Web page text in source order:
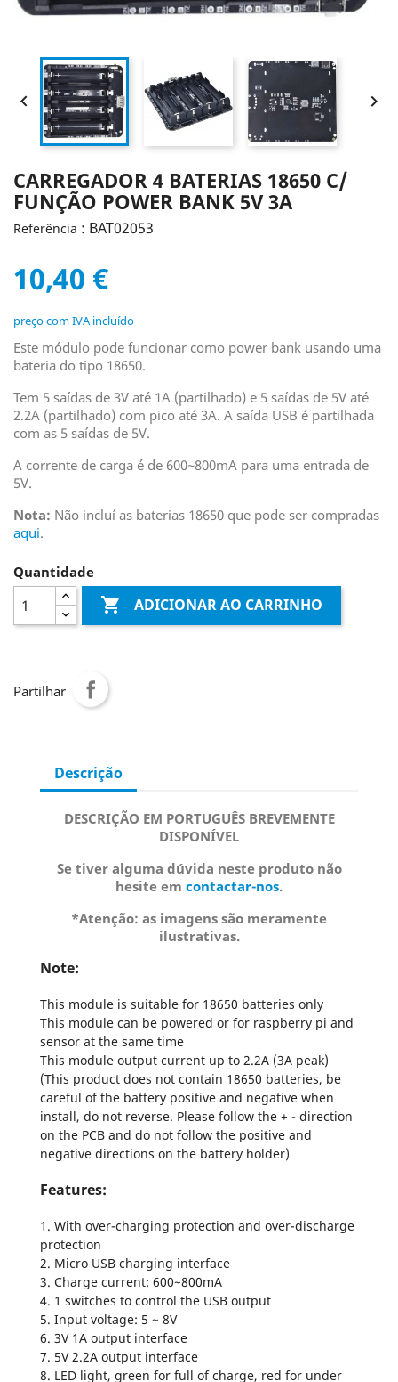
 
CARREGADOR 4 BATERIAS 18650 C/
FUNÇÃO POWER BANK 5V 3A
Referência : BAT02053
10,40 €
preço com IVA incluído
Este módulo pode funcionar como power bank usando uma
bateria do tipo 18650.
Tem 5 saídas de 3V até 1A (partilhado) e 5 saídas de 5V até
2.2A (partilhado) com pico até 3A. A saída USB é partilhada
com as 5 saídas de 5V.
A corrente de carga é de 600~800mA para uma entrada de
5V.
Nota: Não incluí as baterias 18650 que pode ser compradas
aqui.
Quantidade
 ADICIONAR AO CARRINHO
Partilhar
Descrição
DESCRIÇÃO EM PORTUGUÊS BREVEMENTE
DISPONÍVEL
Se tiver alguma dúvida neste produto não
hesite em contactar-nos.
*Atenção: as imagens são meramente
ilustrativas.
Note:
This module is suitable for 18650 batteries only
This module can be powered or for raspberry pi and
sensor at the same time
This module output current up to 2.2A (3A peak)
(This product does not contain 18650 batteries, be
careful of the battery positive and negative when
install, do not reverse. Please follow the + - direction
on the PCB and do not follow the positive and
negative directions on the battery holder)
Features:
1. With over-charging protection and over-discharge
protection
2. Micro USB charging interface
3. Charge current: 600~800mA
4. 1 switches to control the USB output
5. Input voltage: 5 ~ 8V
6. 3V 1A output interface
7. 5V 2.2A output interface
8. LED light, green for full of charge, red for under